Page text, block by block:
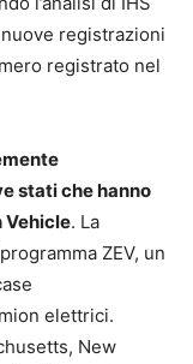
registrazioni
registrato nel
stati che hanno
Vehicle. La
ZEV, un
elettrici.
New